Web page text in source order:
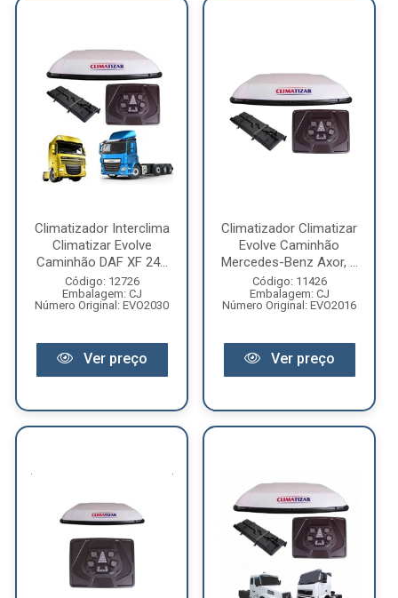
Climatizador Interclima
Climatizar Evolve
Caminhão DAF XF 24...
Código: 12726
Embalagem: CJ
Número Original: EVO2030
Ver preço
Climatizador Climatizar
Evolve Caminhão
Mercedes-Benz Axor, ...
Código: 11426
Embalagem: CJ
Número Original: EVO2016
Ver preço